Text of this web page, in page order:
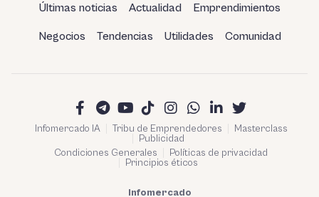
Últimas noticias Actualidad Emprendimientos
Negocios Tendencias Utilidades Comunidad
Infomercado IA Tribu de Emprendedores
Masterclass
Publicidad
Condiciones Generales
Políticas de privacidad
Principios éticos
Infomercado